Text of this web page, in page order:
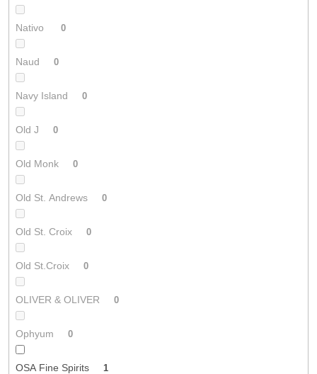
Nativo 0
Naud 0
Navy Island 0
Old J 0
Old Monk 0
Old St. Andrews 0
Old St. Croix 0
Old St.Croix 0
OLIVER & OLIVER 0
Ophyum 0
OSA Fine Spirits 1